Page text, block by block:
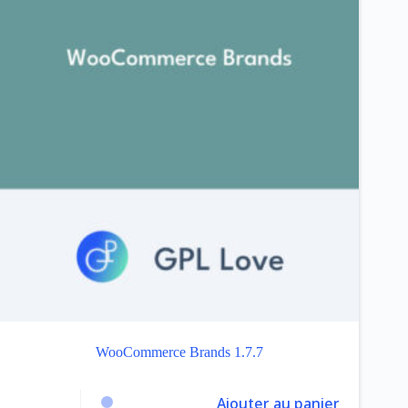
WooCommerce Brands 1.7.7
Ajouter au panier